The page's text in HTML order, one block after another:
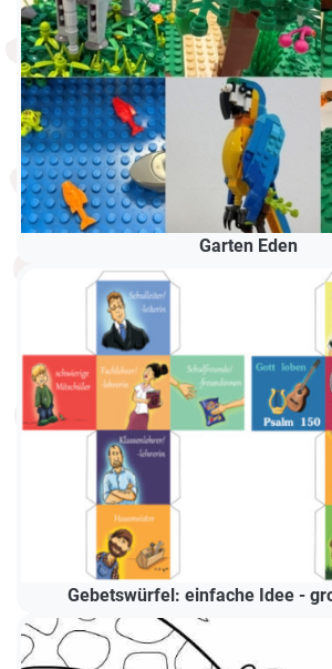
Garten Eden
Gebetswürfel: einfache Idee -